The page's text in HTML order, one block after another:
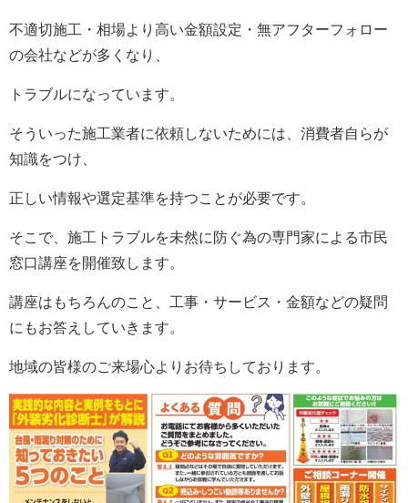
不適切施工・相場より高い金額設定・無アフターフォロー
の会社などが多くなり、
トラブルになっています。
そういった施工業者に依頼しないためには、消費者自らが
知識をつけ、
正しい情報や選定基準を持つことが必要です。
そこで、施工トラブルを未然に防ぐ為の専門家による市民
窓口講座を開催致します。
講座はもちろんのこと、工事・サービス・金額などの疑問
にもお答えしていきます。
地域の皆様のご来場心よりお待ちしております。